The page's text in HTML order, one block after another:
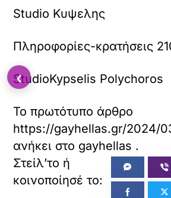
Studio Κυψελης
Πληροφορίες-κρατήσεις
StudioKypselis Polychoros
Το πρωτότυπο άρθρο
https://gayhellas.gr/2024/
ανήκει στο gayhellas .
‹